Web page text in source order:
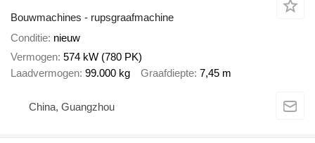
Bouwmachines - rupsgraafmachine
Conditie nieuw
Vermogen 574 kW (780 PK)
Laadvermogen 99.000 kg Graafdiepte 7,45 m
China, Guangzhou